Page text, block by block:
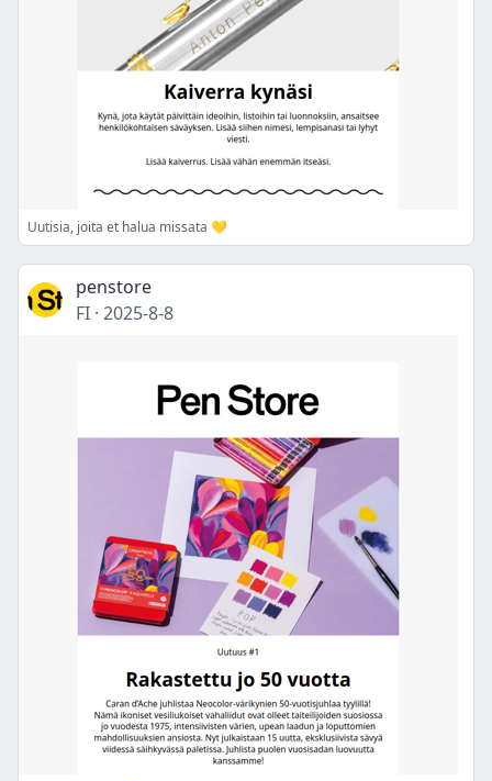
Uutisia, joita et halua missata 💛
penstore
FI · 2025-8-8